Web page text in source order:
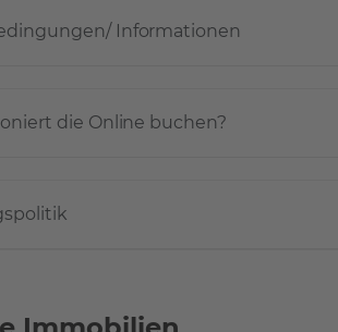
Informationen
die Online buchen?